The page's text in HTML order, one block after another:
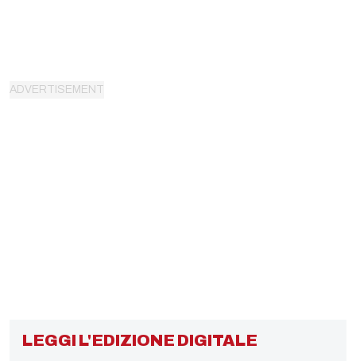
LEGGI L'EDIZIONE DIGITALE